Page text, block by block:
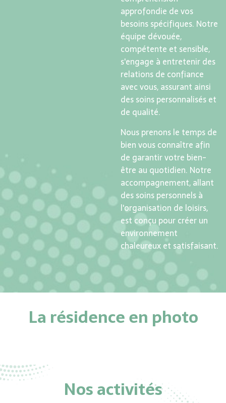
approfondie de vos
besoins spécifiques. Notre
équipe dévouée,
compétente et sensible,
s'engage à entretenir des
relations de confiance
avec vous, assurant ainsi
des soins personnalisés et
de qualité.
Nous prenons le temps de
bien vous connaître afin
de garantir votre bien-
être au quotidien. Notre
accompagnement, allant
des soins personnels à
l'organisation de loisirs,
est conçu pour créer un
environnement
chaleureux et satisfaisant.
La résidence en photo
Nos activités